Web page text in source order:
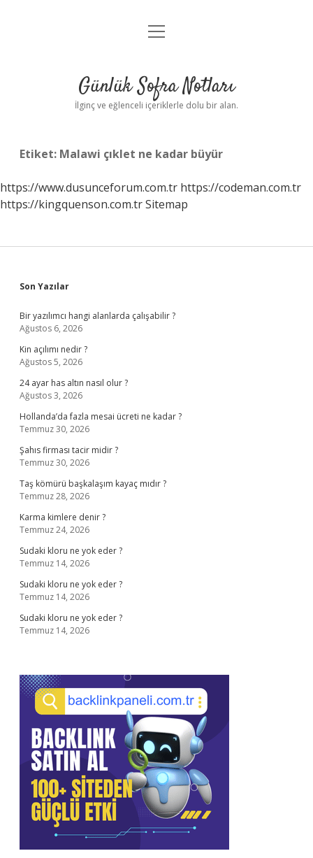
Anasayfa
Yasal Uyarı
menüyü
Günlük Sofra Notları
İlginç ve eğlenceli içeriklerle dolu bir alan.
Etiket: Malawi çıklet ne kadar büyür
https://www.dusunceforum.com.tr https://codeman.com.tr
https://kingquenson.com.trSitemap
Sidebar
Son Yazılar
Bir yazılımcı hangi alanlarda çalışabilir ?
Ağustos 6, 2026
Kin açılımı nedir ?
Ağustos 5, 2026
24 ayar has altın nasıl olur ?
Ağustos 3, 2026
Hollanda’da fazla mesai ücreti ne kadar ?
Temmuz 30, 2026
Şahıs firması tacir midir ?
Temmuz 30, 2026
Taş kömürü başkalaşım kayaç mıdır ?
Temmuz 28, 2026
Karma kimlere denir ?
Temmuz 24, 2026
Sudaki kloru ne yok eder ?
Temmuz 14, 2026
Sudaki kloru ne yok eder ?
Temmuz 14, 2026
Sudaki kloru ne yok eder ?
Temmuz 14, 2026